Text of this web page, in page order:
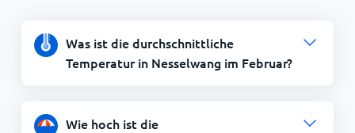
Was ist die durchschnittliche
Temperatur in Nesselwang im Februar?
Wie hoch ist die